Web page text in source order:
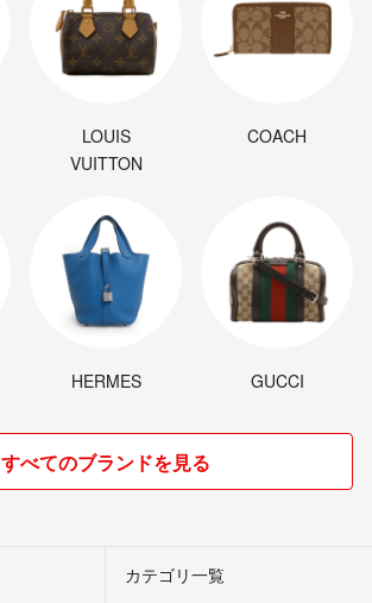
LOUIS
VUITTON
COACH
HERMES GUCCI
すべてのブランドを見る
カテゴリ一覧